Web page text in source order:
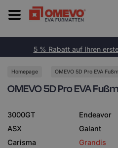
5 % Rabatt auf Ihren
Homepage OMEVO 5D Pro EVA
OMEVO 5D Pro EVA
3000GT
ASX
Carisma
Endeavor
Galant
Grandis